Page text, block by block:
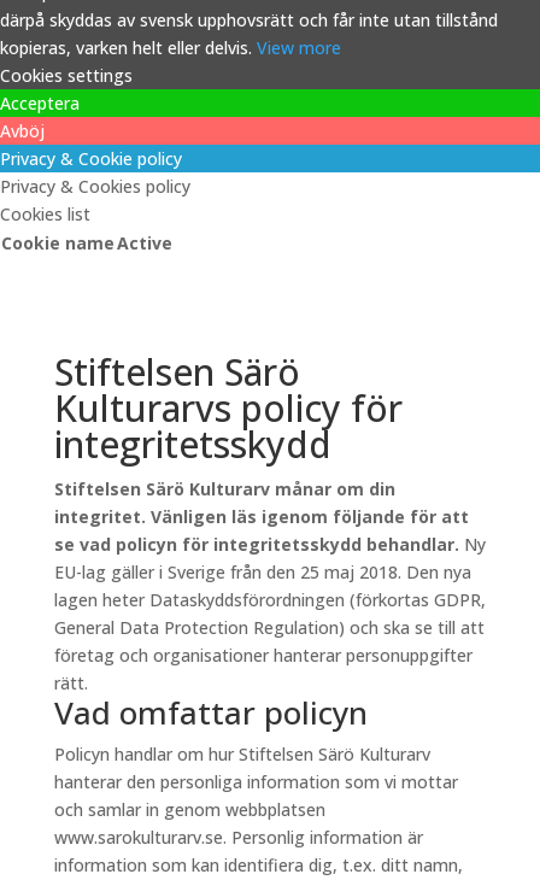
därpå skyddas av svensk upphovsrätt och får inte utan tillstånd
kopieras, varken helt eller delvis. View more
Cookies settings
Acceptera
Avböj
Privacy & Cookie policy
Privacy & Cookies policy
Cookies list
Cookie nameActive
Stiftelsen Särö
Kulturarvs policy för
integritetsskydd
Stiftelsen Särö Kulturarv månar om din
integritet. Vänligen läs igenom följande för att
se vad policyn för integritetsskydd behandlar. Ny
EU-lag gäller i Sverige från den 25 maj 2018. Den nya
lagen heter Dataskyddsförordningen (förkortas GDPR,
General Data Protection Regulation) och ska se till att
företag och organisationer hanterar personuppgifter
rätt.
Vad omfattar policyn
Policyn handlar om hur Stiftelsen Särö Kulturarv
hanterar den personliga information som vi mottar
och samlar in genom webbplatsen
www.sarokulturarv.se. Personlig information är
information som kan identifiera dig, t.ex. ditt namn,